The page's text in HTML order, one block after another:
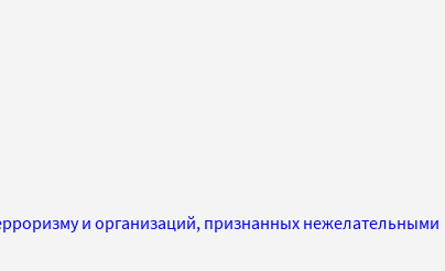
и организаций, признанных нежелательными